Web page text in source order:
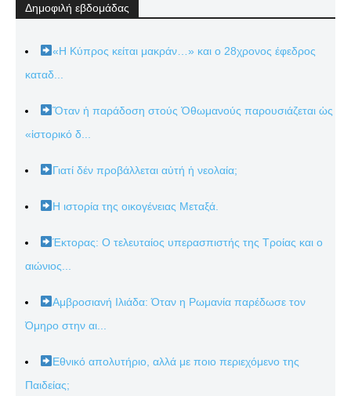
Δημοφιλή εβδομάδας
«Η Κύπρος κείται μακράν…» και ο 28χρονος έφεδρος
καταδ...
Ὅταν ἡ παράδοση στούς Ὀθωμανούς παρουσιάζεται ὡς
«ἱστορικό δ...
Γιατί δέν προβάλλεται αὐτή ἡ νεολαία;
Η ιστορία της οικογένειας Μεταξά.
Έκτορας: Ο τελευταίος υπερασπιστής της Τροίας και ο
αιώνιος...
Αμβροσιανή Ιλιάδα: Όταν η Ρωμανία παρέδωσε τον
Όμηρο στην αι...
Εθνικό απολυτήριο, αλλά με ποιο περιεχόμενο της
Παιδείας;